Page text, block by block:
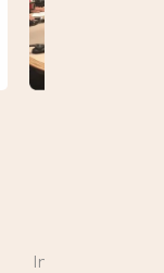
Intelligence et